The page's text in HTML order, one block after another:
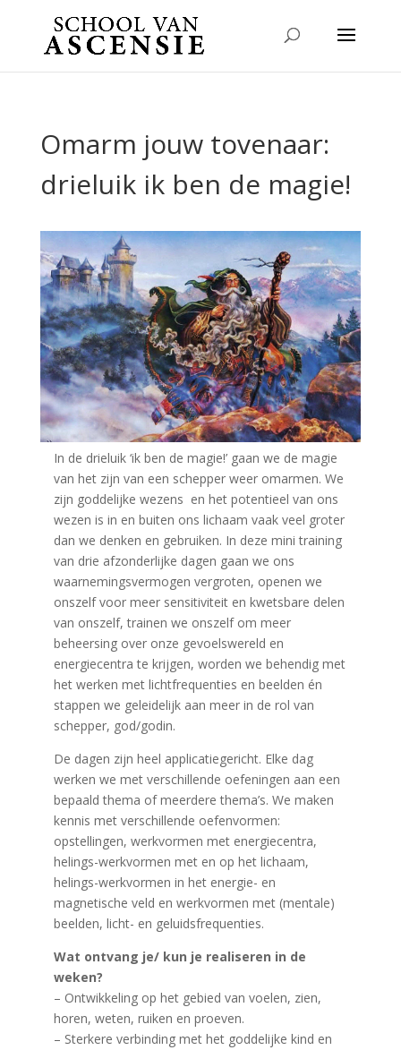
Omarm jouw tovenaar:
drieluik ik ben de magie!
In de drieluik ‘ik ben de magie!’ gaan we de magie
van het zijn van een schepper weer omarmen. We
zijn goddelijke wezens en het potentieel van ons
wezen is in en buiten ons lichaam vaak veel groter
dan we denken en gebruiken. In deze mini training
van drie afzonderlijke dagen gaan we ons
waarnemingsvermogen vergroten, openen we
onszelf voor meer sensitiviteit en kwetsbare delen
van onszelf, trainen we onszelf om meer
beheersing over onze gevoelswereld en
energiecentra te krijgen, worden we behendig met
het werken met lichtfrequenties en beelden én
stappen we geleidelijk aan meer in de rol van
schepper, god/godin.
De dagen zijn heel applicatiegericht. Elke dag
werken we met verschillende oefeningen aan een
bepaald thema of meerdere thema’s. We maken
kennis met verschillende oefenvormen:
opstellingen, werkvormen met energiecentra,
helings-werkvormen met en op het lichaam,
helings-werkvormen in het energie- en
magnetische veld en werkvormen met (mentale)
beelden, licht- en geluidsfrequenties.
Wat ontvang je/ kun je realiseren in de
weken?
– Ontwikkeling op het gebied van voelen, zien,
horen, weten, ruiken en proeven.
– Sterkere verbinding met het goddelijke kind en